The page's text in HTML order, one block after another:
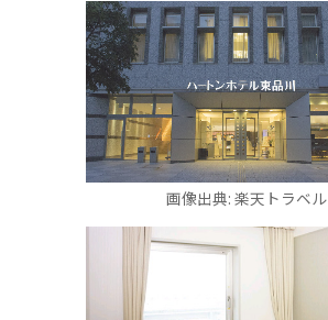
画像出典: 楽天トラベル